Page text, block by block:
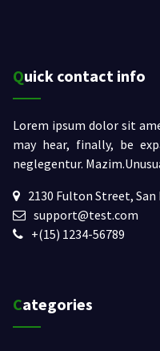
Quick contact info
Lorem ipsum dolor sit
may hear, finally, be
neglegentur.
2130 Fulton Street, San
support@test.com
+(15) 1234-56789
Categories